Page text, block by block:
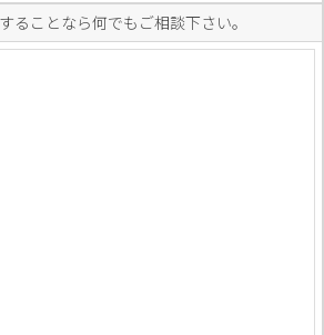
ることなら何でもご相談下さい。